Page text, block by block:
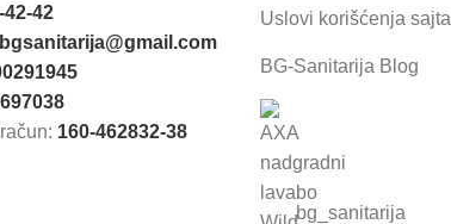
42-42
bgsanitarija@gmail.com
160-462832-38
Uslovi korišćenja sajta
BG-Sanitarija Blog
bg_sanitarija